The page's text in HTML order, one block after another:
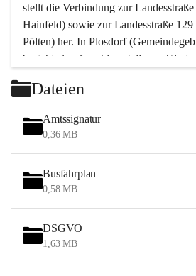
stellt die Verbindung zur
Hainfeld) sowie zur Landesstraße
Pölten) her. In Plosdorf
besteht eine Anschlussstelle zur
Wien erreicht man in ca. 45 Minuten.
Stössing zählt noch zum
zum Naherholungsraum St. Pölten.
„ihre Wiener“. Seit 1960 bauten viele
Wochenendhäuser im
waldreichen Jagdgebietes haben viele
Das Wandern ist aus touristischer
Tätigkeit. Das hügelige Gebiet mit
Wiesen, Wälder und Obstkulturen
Dateien
Amtssignatur
0,36 MB
Busfahrplan
0,58 MB
DSGVO
1,63 MB